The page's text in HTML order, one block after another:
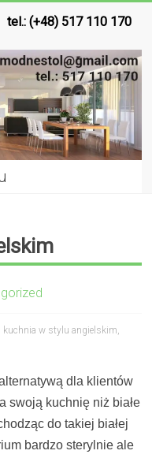
tel.: (+48) 517 110 170
kuchnia w stylu angielskim,
dla klientów
swoją kuchnię niż białe
do takiej białej
bardzo sterylnie ale